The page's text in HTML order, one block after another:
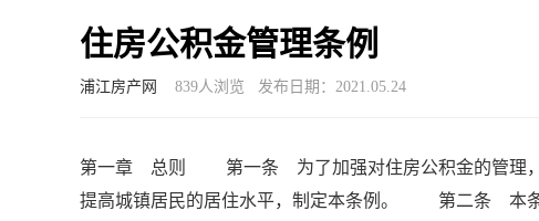
住房公积金管理条例
浦江房产网 839人浏览 发布日期：2021.05.24
第一章 总则 第一条 为了加强对住房公积金的管理，
提高城镇居民的居住水平，制定本条例。 第二条 本条